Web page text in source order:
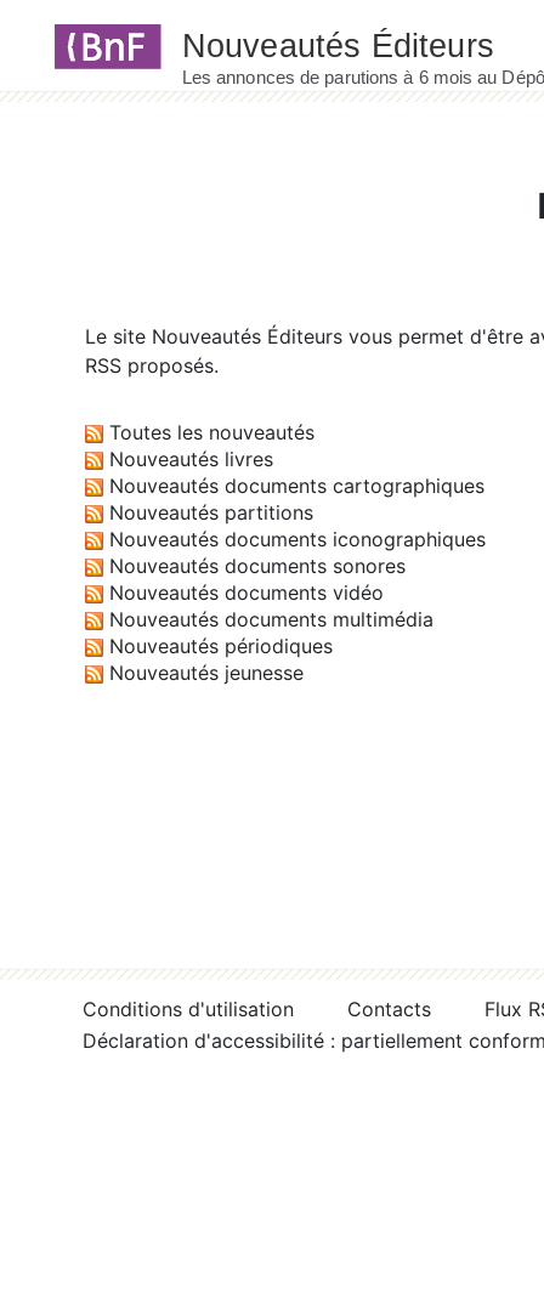
Le site Nouveautés Éditeurs vous permet d'être
RSS proposés.
Toutes les nouveautés
Nouveautés livres
Nouveautés documents cartographiques
Nouveautés partitions
Nouveautés documents iconographiques
Nouveautés documents sonores
Nouveautés documents vidéo
Nouveautés documents multimédia
Nouveautés périodiques
Nouveautés jeunesse
Conditions d'utilisation Contacts
Flux
Déclaration d'accessibilité : partiellement